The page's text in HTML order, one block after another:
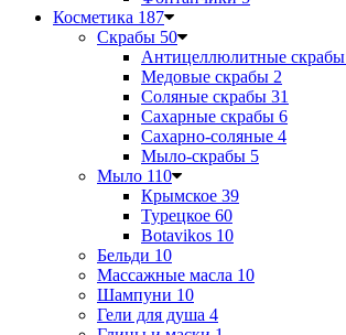
Косметика 187
Скрабы 50
Антицеллюлитные скрабы
Медовые скрабы 2
Соляные скрабы 31
Сахарные скрабы 6
Сахарно-соляные 4
Мыло-скрабы 5
Мыло 110
Крымское 39
Турецкое 60
Botavikos 10
Бельди 10
Массажные масла 10
Шампуни 10
Гели для душа 4